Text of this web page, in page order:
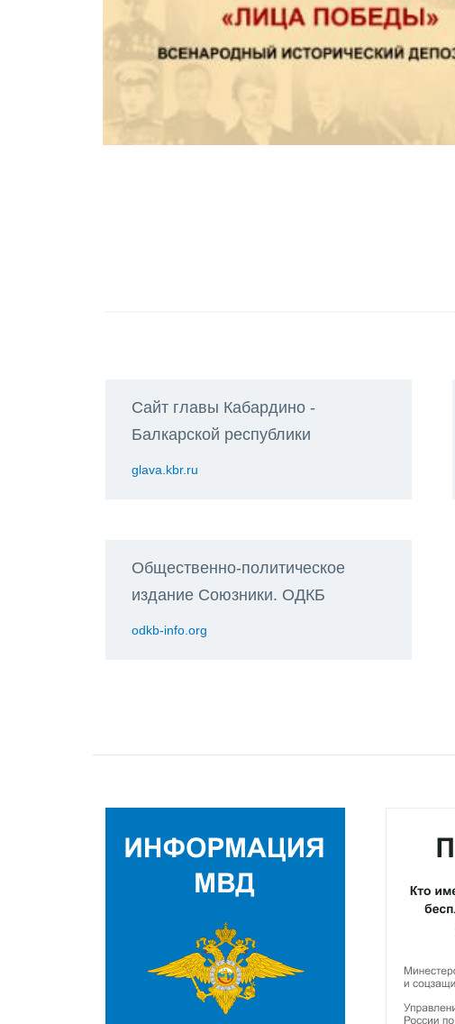
Сайт главы Кабардино -
Балкарской республики
glava.kbr.ru
Общественно-политическое
издание Союзники. ОДКБ
odkb-info.org